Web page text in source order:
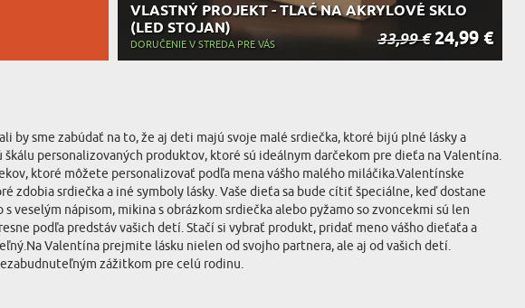
VLASTNÝ PROJEKT - TLAČ NA AKRYLOVÉ SKLO
(LED STOJAN)
33,99 €24,99 €
DORUČENIE V STREDA PRE VÁS
sme zabúdať na to, že aj deti majú svoje malé srdiečka, ktoré bijú plné lásky a
personalizovaných produktov, ktoré sú ideálnym darčekom pre dieťa na Valentína.
ktoré môžete personalizovať podľa mena vášho malého miláčika.Valentínske
zdobia srdiečka a iné symboly lásky. Vaše dieťa sa bude cítiť špeciálne, keď dostane
nápisom, mikina s obrázkom srdiečka alebo pyžamo so zvoncekmi sú len
podľa predstáv vašich detí. Stačí si vybrať produkt, pridať meno vášho dieťaťa a
Valentína prejmite lásku nielen od svojho partnera, ale aj od vašich detí.
zážitkom pre celú rodinu.